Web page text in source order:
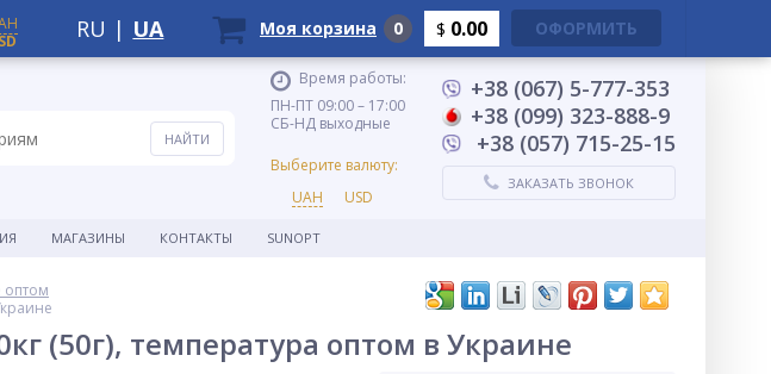
Время работы:
ПН-ПТ 09:00 – 17:00
СБ-НД выходные
Выберите валюту:
UAH
USD
+38 (067) 5-777-353
+38 (099) 323-888-9
+38 (057) 715-25-15
ЗАКАЗАТЬ ЗВОНОК
МАГАЗИНЫ КОНТАКТЫ SUNOPT
оптом
(50г), температура оптом в Украине
RU | UA Моя корзина 0 $ 0.00 ОФОРМИТЬ